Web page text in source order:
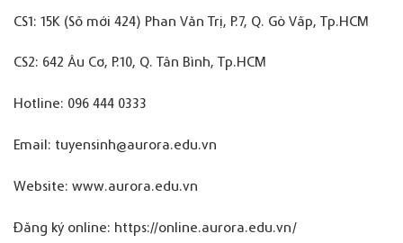
CS1: 15K (Số mới 424) Phan Văn Trị, P.7, Q. Gò Vấp, Tp.HCM
CS2: 642 Âu Cơ, P.10, Q. Tân Bình, Tp.HCM
Hotline: 096 444 0333
Email: tuyensinh@aurora.edu.vn
Website: www.aurora.edu.vn
Đăng ký online: https://online.aurora.edu.vn/